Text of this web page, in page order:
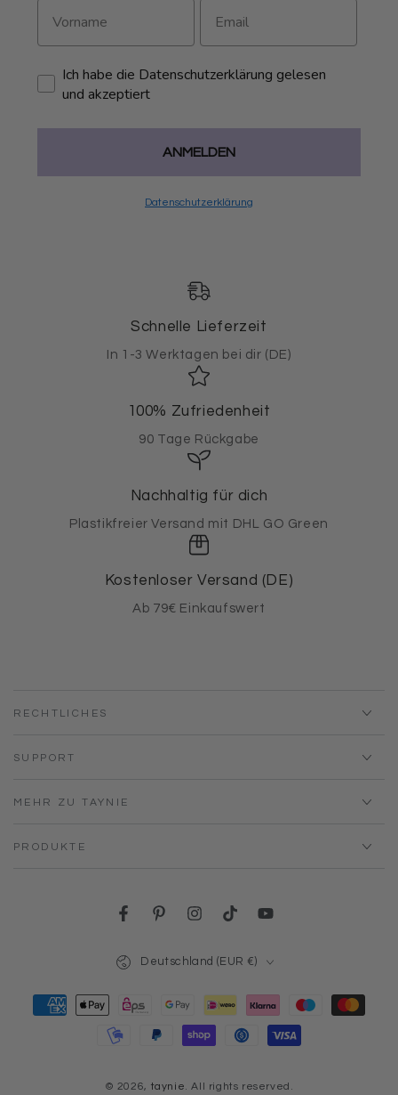
Ich habe die Datenschutzerklärung gelesen
und akzeptiert
ANMELDEN
Datenschutzerklärung
Schnelle Lieferzeit
In 1-3 Werktagen bei dir (DE)
100% Zufriedenheit
90 Tage Rückgabe
Nachhaltig für dich
Plastikfreier Versand mit DHL GO Green
Kostenloser Versand (DE)
Ab 79€ Einkaufswert
RECHTLICHES
SUPPORT
MEHR ZU TAYNIE
PRODUKTE
FacebookPinterestInstagram
TikTokYouTube
© 2026, taynie. All rights reserved.
Deutschland (EUR €)
Zahlungsmöglichkeiten